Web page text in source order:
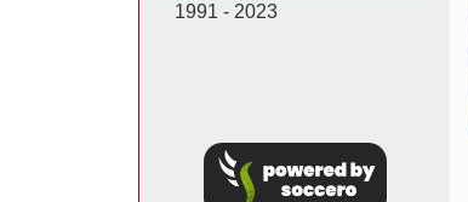
1991 - 2023